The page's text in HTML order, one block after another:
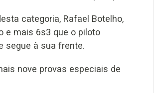
categoria, Rafael Botelho,
e mais 6s3 que o piloto
segue à sua frente.
nove provas especiais de